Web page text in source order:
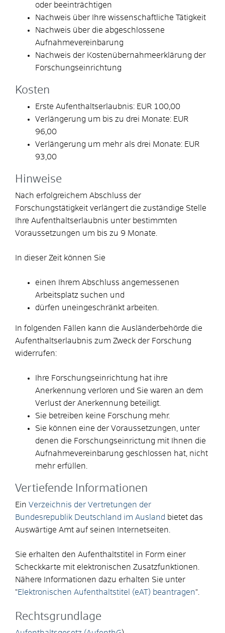
oder beeinträchtigen
Nachweis über Ihre wissenschaftliche Tätigkeit
Nachweis über die abgeschlossene
Aufnahmevereinbarung
Nachweis der Kostenübernahmeerklärung der
Forschungseinrichtung
Kosten
Erste Aufenthaltserlaubnis: EUR 100,00
Verlängerung um bis zu drei Monate: EUR
96,00
Verlängerung um mehr als drei Monate: EUR
93,00
Hinweise
Nach erfolgreichem Abschluss der
Forschungstätigkeit verlängert die zuständige Stelle
Ihre Aufenthaltserlaubnis unter bestimmten
Voraussetzungen um bis zu 9 Monate.
In dieser Zeit können Sie
einen Ihrem Abschluss angemessenen
Arbeitsplatz suchen und
dürfen uneingeschränkt arbeiten.
In folgenden Fällen kann die Ausländerbehörde die
Aufenthaltserlaubnis zum Zweck der Forschung
widerrufen:
Ihre Forschungseinrichtung hat ihre
Anerkennung verloren und Sie waren an dem
Verlust der Anerkennung beteiligt.
Sie betreiben keine Forschung mehr.
Sie können eine der Voraussetzungen, unter
denen die Forschungseinrictung mit Ihnen die
Aufnahmevereinbarung geschlossen hat, nicht
mehr erfüllen.
Vertiefende Informationen
Ein Verzeichnis der Vertretungen der
Bundesrepublik Deutschland im Ausland bietet das
Auswärtige Amt auf seinen Internetseiten.
Sie erhalten den Aufenthaltstitel in Form einer
Scheckkarte mit elektronischen Zusatzfunktionen.
Nähere Informationen dazu erhalten Sie unter
"Elektronischen Aufenthaltstitel (eAT) beantragen".
Rechtsgrundlage